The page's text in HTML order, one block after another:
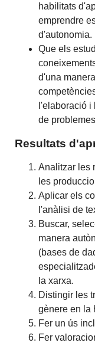
habilitats
emprendre
d'autonomia.
Que els
d'una
l'elaboració
de
Resultats
Analitzar les
les
Aplicar els
l'anàlisi de
Buscar,
manera
(bases de
la xarxa.
Distingir les
gènere en la
Fer un ús
Fer